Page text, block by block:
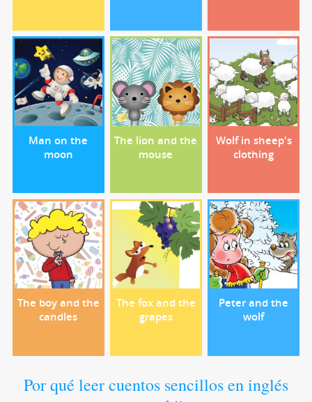
Man on the
moon
The lion and the
mouse
Wolf in sheep's
clothing
The boy and the
candles
The fox and the
grapes
Peter and the
wolf
Por qué leer cuentos sencillos en inglés